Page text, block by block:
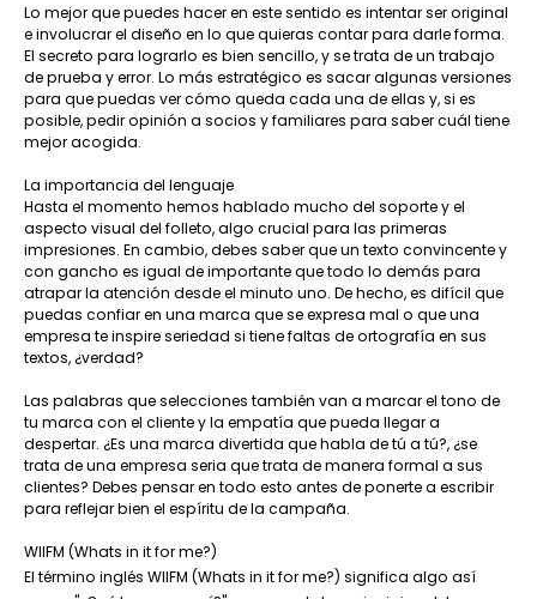
Lo mejor que puedes hacer en este sentido es intentar ser original
e involucrar el diseño en lo que quieras contar para darle forma.
El secreto para lograrlo es bien sencillo, y se trata de un trabajo
de prueba y error. Lo más estratégico es sacar algunas versiones
para que puedas ver cómo queda cada una de ellas y, si es
posible, pedir opinión a socios y familiares para saber cuál tiene
mejor acogida.
La importancia del lenguaje
Hasta el momento hemos hablado mucho del soporte y el
aspecto visual del folleto, algo crucial para las primeras
impresiones. En cambio, debes saber que un texto convincente y
con gancho es igual de importante que todo lo demás para
atrapar la atención desde el minuto uno. De hecho, es difícil que
puedas confiar en una marca que se expresa mal o que una
empresa te inspire seriedad si tiene faltas de ortografía en sus
textos, ¿verdad?
Las palabras que selecciones también van a marcar el tono de
tu marca con el cliente y la empatía que pueda llegar a
despertar. ¿Es una marca divertida que habla de tú a tú?, ¿se
trata de una empresa seria que trata de manera formal a sus
clientes? Debes pensar en todo esto antes de ponerte a escribir
para reflejar bien el espíritu de la campaña.
WIIFM (Whats in it for me?)
El término inglés WIIFM (Whats in it for me?) significa algo así